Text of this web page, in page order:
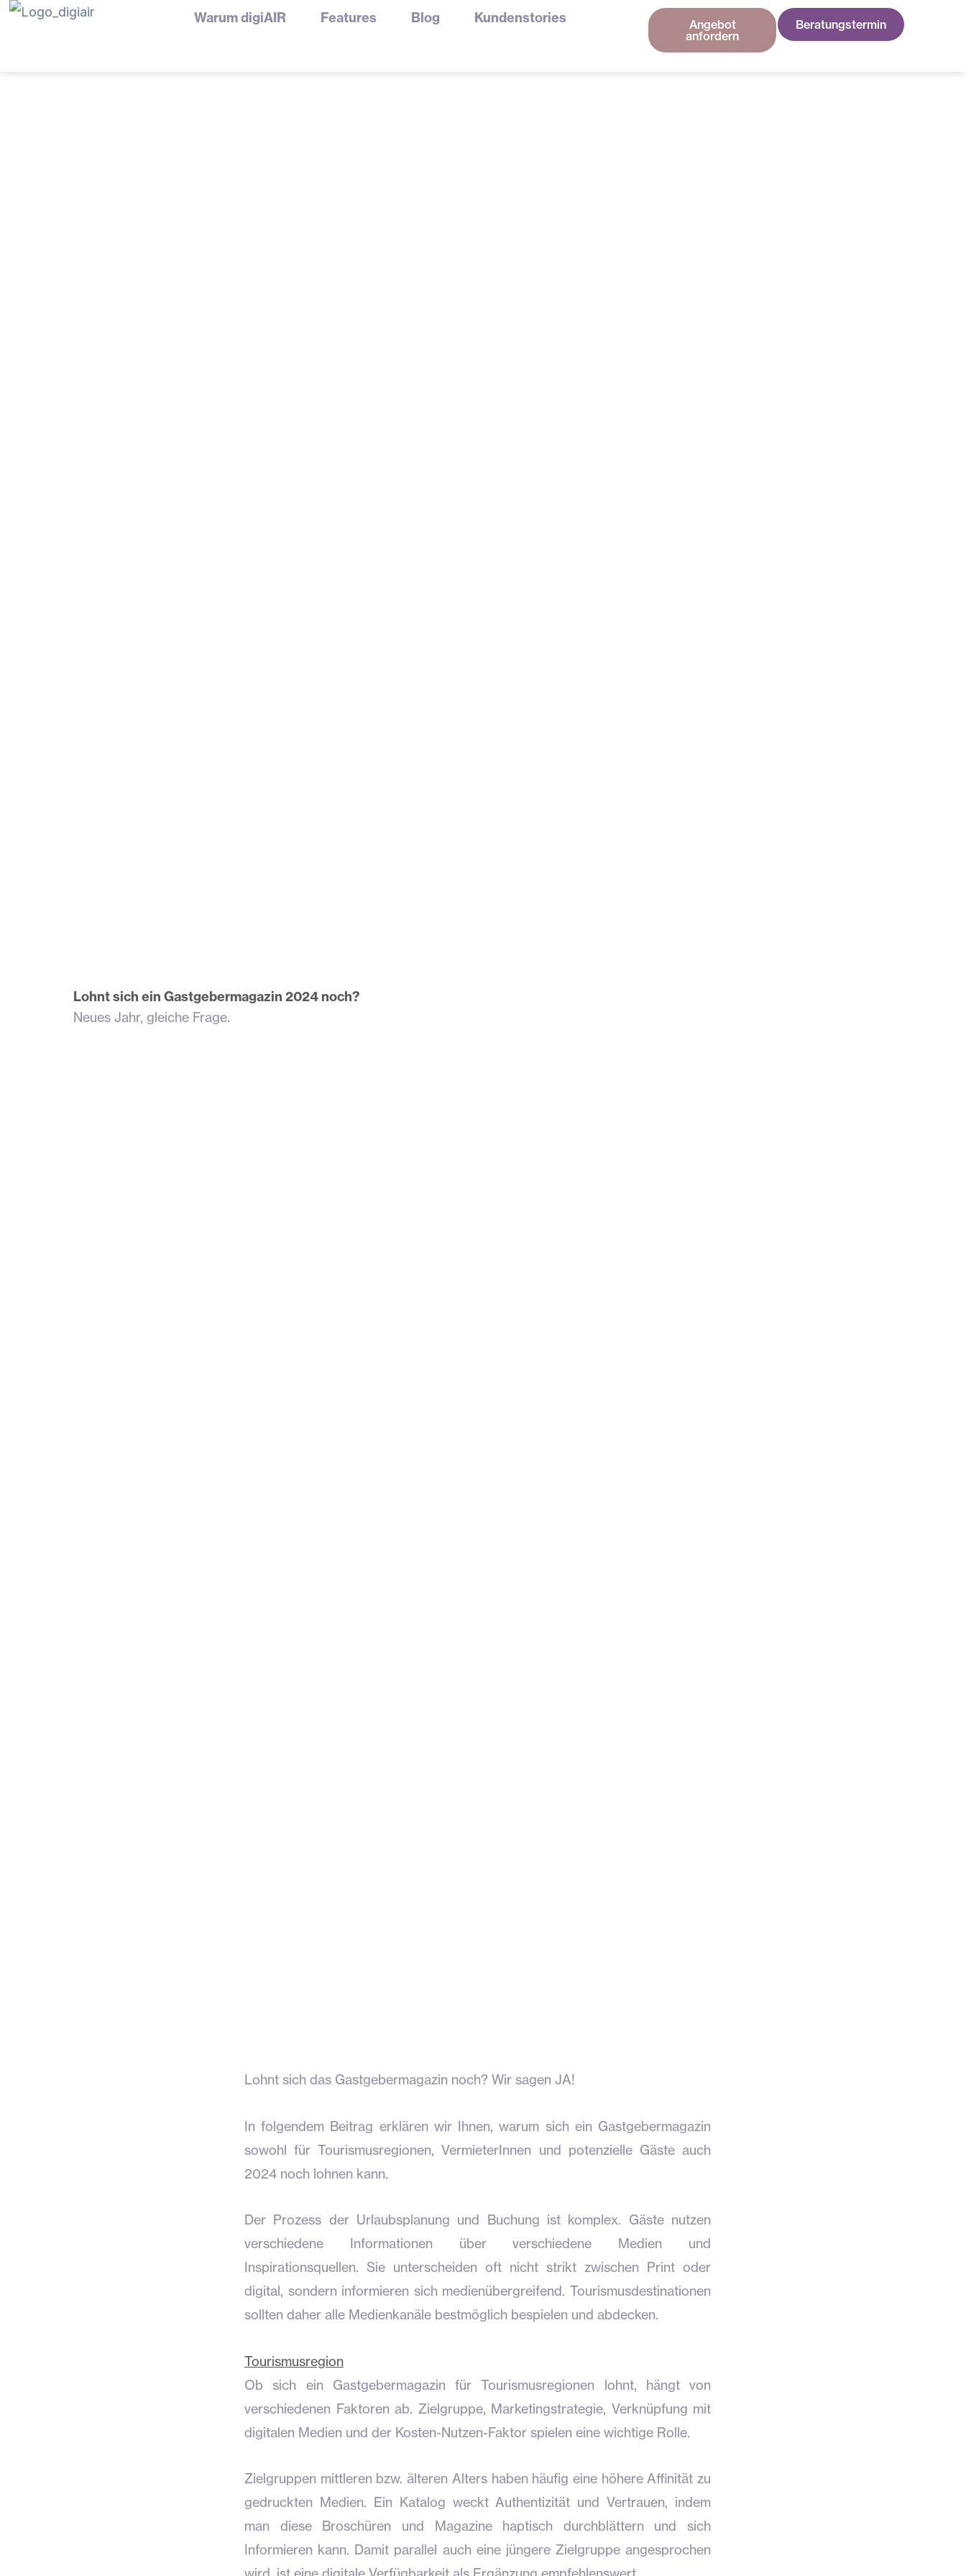
Zum
Angebot
anfordern
Beratungstermin
Warum digiAIR Features Blog Kundenstories
Lohnt sich ein Gastgebermagazin 2024 noch?
Neues Jahr, gleiche Frage.
Lohnt sich das Gastgebermagazin noch? Wir sagen JA!
In folgendem Beitrag erklären wir Ihnen, warum sich ein Gastgebermagazin
sowohl für Tourismusregionen, VermieterInnen und potenzielle Gäste auch
2024 noch lohnen kann.
Der Prozess der Urlaubsplanung und Buchung ist komplex. Gäste nutzen
verschiedene Informationen über verschiedene Medien und
Inspirationsquellen. Sie unterscheiden oft nicht strikt zwischen Print oder
digital, sondern informieren sich medienübergreifend. Tourismusdestinationen
sollten daher alle Medienkanäle bestmöglich bespielen und abdecken.
Tourismusregion
Ob sich ein Gastgebermagazin für Tourismusregionen lohnt, hängt von
verschiedenen Faktoren ab. Zielgruppe, Marketingstrategie, Verknüpfung mit
digitalen Medien und der Kosten-Nutzen-Faktor spielen eine wichtige Rolle.
Zielgruppen mittleren bzw. älteren Alters haben häufig eine höhere Affinität zu
gedruckten Medien. Ein Katalog weckt Authentizität und Vertrauen, indem
man diese Broschüren und Magazine haptisch durchblättern und sich
Informieren kann. Damit parallel auch eine jüngere Zielgruppe angesprochen